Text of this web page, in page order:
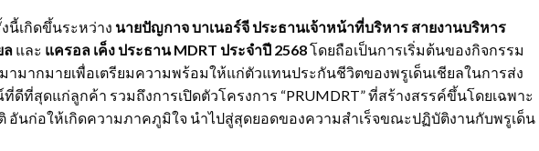
นี้เกิดขึ้นระหว่าง นายปัญกาจ บาเนอร์จี ประธานเจ้าหน้าที่บริหาร สายงานบริหาร
ล และ แครอล เค็ง ประธานMDRT ประจำปี 2568โดยถือเป็นการเริ่มต้นของกิจกรรม
ามากมายเพื่อเตรียมความพร้อมให้แก่ตัวแทนประกันชีวิตของพรูเด็นเชียลในการส่ง
ที่สุดแก่ลูกค้า รวมถึงการเปิดตัวโครงการ “PRUMDRT” ที่สร้างสรรค์ขึ้นโดยเฉพาะ
อันก่อให้เกิดความภาคภูมิใจ นำไปสู่สุดยอดของความสำเร็จขณะปฏิบัติงานกับพรูเด็น